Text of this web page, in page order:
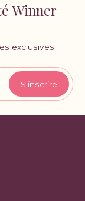
Winner
exclusives.
S'inscrire